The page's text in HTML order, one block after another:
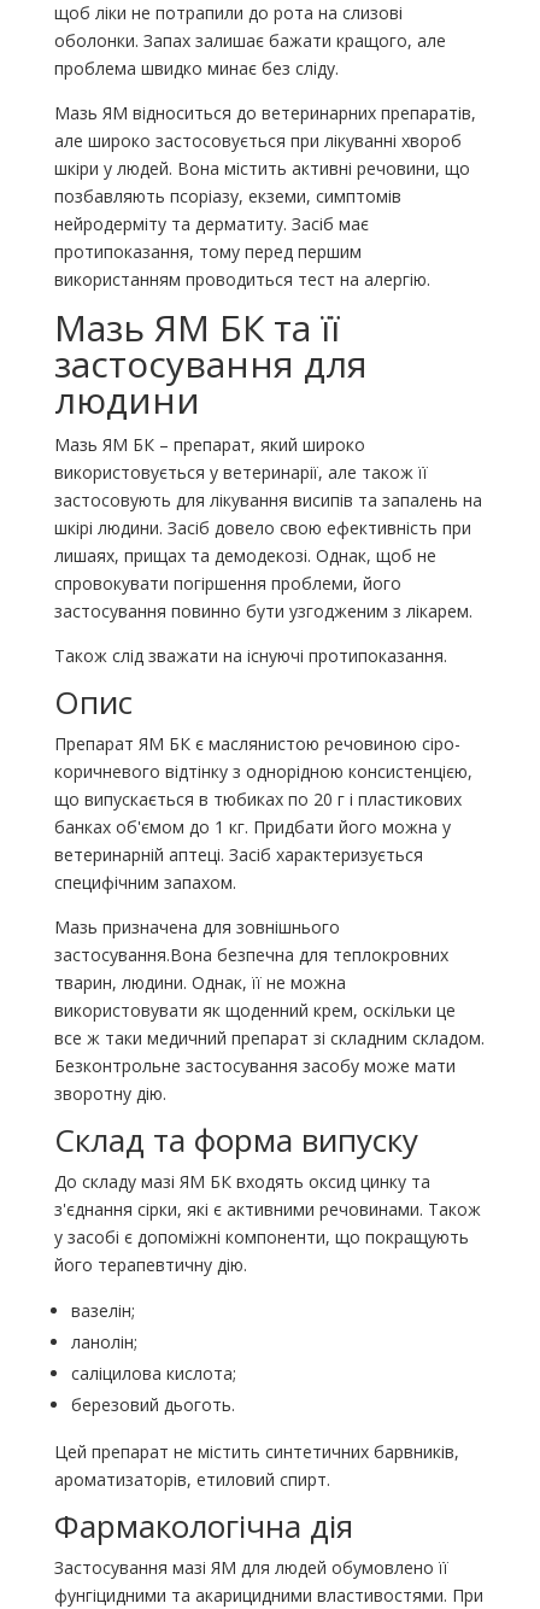
щоб ліки не потрапили до рота на слизові
оболонки. Запах залишає бажати кращого, але
проблема швидко минає без сліду.
Мазь ЯМ відноситься до ветеринарних препаратів,
але широко застосовується при лікуванні хвороб
шкіри у людей. Вона містить активні речовини, що
позбавляють псоріазу, екземи, симптомів
нейродерміту та дерматиту. Засіб має
протипоказання, тому перед першим
використанням проводиться тест на алергію.
Мазь ЯМ БК та її
застосування для
людини
Мазь ЯМ БК – препарат, який широко
використовується у ветеринарії, але також її
застосовують для лікування висипів та запалень на
шкірі людини. Засіб довело свою ефективність при
лишаях, прищах та демодекозі. Однак, щоб не
спровокувати погіршення проблеми, його
застосування повинно бути узгодженим з лікарем.
Також слід зважати на існуючі протипоказання.
Опис
Препарат ЯМ БК є маслянистою речовиною сіро-
коричневого відтінку з однорідною консистенцією,
що випускається в тюбиках по 20 г і пластикових
банках об'ємом до 1 кг. Придбати його можна у
ветеринарній аптеці. Засіб характеризується
специфічним запахом.
Мазь призначена для зовнішнього
застосування.Вона безпечна для теплокровних
тварин, людини. Однак, її не можна
використовувати як щоденний крем, оскільки це
все ж таки медичний препарат зі складним складом.
Безконтрольне застосування засобу може мати
зворотну дію.
Склад та форма випуску
До складу мазі ЯМ БК входять оксид цинку та
з'єднання сірки, які є активними речовинами. Також
у засобі є допоміжні компоненти, що покращують
його терапевтичну дію.
вазелін;
ланолін;
саліцилова кислота;
березовий дьоготь.
Цей препарат не містить синтетичних барвників,
ароматизаторів, етиловий спирт.
Фармакологічна дія
Застосування мазі ЯМ для людей обумовлено її
фунгіцидними та акарицидними властивостями. При